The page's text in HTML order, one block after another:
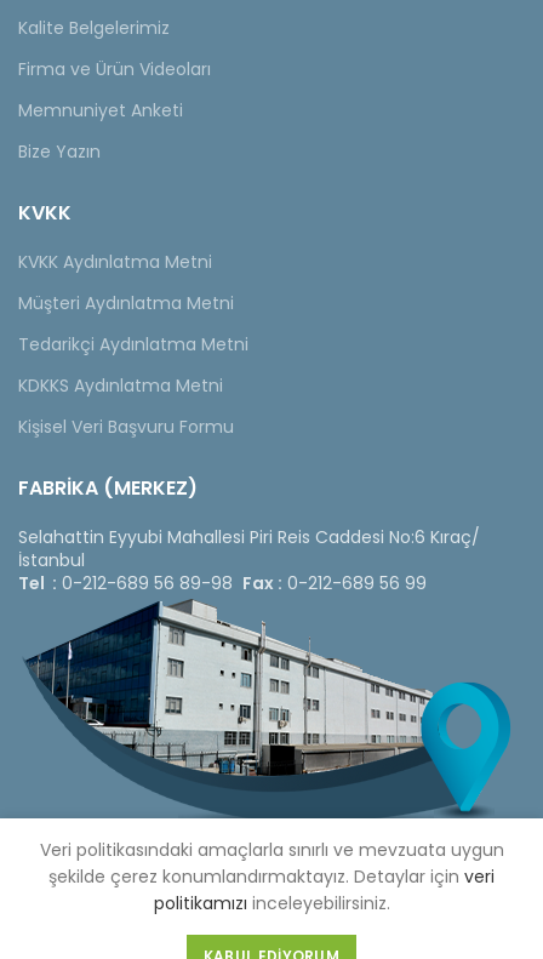
Kalite Belgelerimiz
Firma ve Ürün Videoları
Memnuniyet Anketi
Bize Yazın
KVKK
KVKK Aydınlatma Metni
Müşteri Aydınlatma Metni
Tedarikçi Aydınlatma Metni
KDKKS Aydınlatma Metni
Kişisel Veri Başvuru Formu
FABRİKA (MERKEZ)
Selahattin Eyyubi Mahallesi Piri Reis Caddesi No:6 Kıraç/
İstanbul
Tel : 0-212-689 56 89-98 Fax : 0-212-689 56 99
Listesi
Veri politikasındaki amaçlarla sınırlı ve mevzuata uygun
şekilde çerez konumlandırmaktayız. Detaylar için veri
politikamızı inceleyebilirsiniz.